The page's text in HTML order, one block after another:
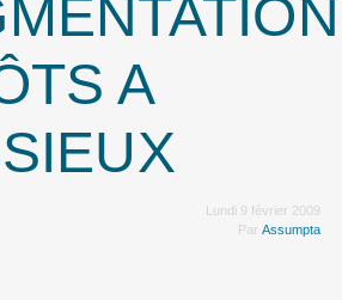
A
Lundi 9 février 2009
Par Assumpta